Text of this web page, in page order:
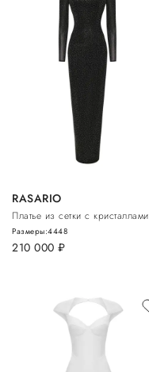
RASARIO
Платье из сетки с кристаллами
210 000 руб.
Размеры:4448